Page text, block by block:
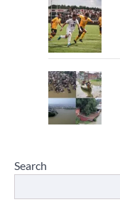
Search